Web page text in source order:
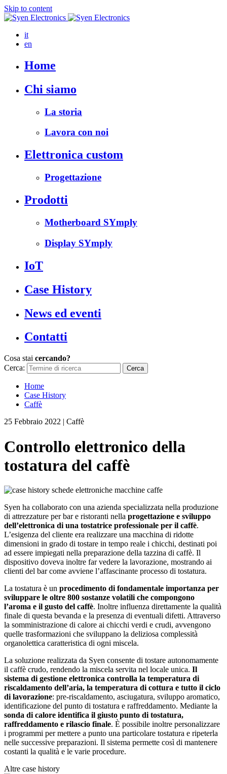
Skip to content
it
en
Home
Chi siamo
La storia
Lavora con noi
Elettronica custom
Progettazione
Prodotti
Motherboard SYmply
Display SYmply
IoT
Case History
News ed eventi
Contatti
Cosa stai cercando?
Cerca:
Home
Case History
Caffè
25 Febbraio 2022 | Caffè
Controllo elettronico della
tostatura del caffè
Syen ha collaborato con una azienda specializzata nella produzione
di attrezzature per bar e ristoranti nella progettazione e sviluppo
dell’elettronica di una tostatrice professionale per il caffè.
L’esigenza del cliente era realizzare una macchina di ridotte
dimensioni in grado di tostare in tempo reale i chicchi, destinati poi
ad essere impiegati nella preparazione della tazzina di caffè. Il
dispositivo doveva inoltre far vedere la lavorazione, mostrando ai
clienti del bar come avviene l’affascinante processo di tostatura.
La tostatura è un procedimento di fondamentale importanza per
sviluppare le oltre 800 sostanze volatili che compongono
l’aroma e il gusto del caffè. Inoltre influenza direttamente la qualità
finale di questa bevanda e la presenza di eventuali difetti. Attraverso
la somministrazione di calore ai chicchi verdi e crudi, avvengono
quelle trasformazioni che sviluppano la deliziosa complessità
organolettica caratteristica di ogni miscela.
La soluzione realizzata da Syen consente di tostare autonomamente
il caffè crudo, rendendo la miscela servita nel locale unica. Il
sistema di gestione elettronica controlla la temperatura di
riscaldamento dell’aria, la temperatura di cottura e tutto il ciclo
di lavorazione: pre-riscaldamento, asciugatura, sviluppo aromatico,
identificazione del punto di tostatura e raffreddamento. Mediante la
sonda di calore identifica il giusto punto di tostatura,
raffreddamento e rilascio finale. È possibile inoltre personalizzare
i programmi per mettere a punto una particolare tostatura e ripeterla
nelle successive preparazioni. Il sistema permette così di mantenere
costanti la qualità e le varie procedure.
Altre case history